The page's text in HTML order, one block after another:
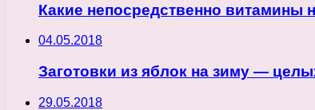
Какие непосредственно витамины
04.05.2018
Заготовки из яблок на зиму —
29.05.2018